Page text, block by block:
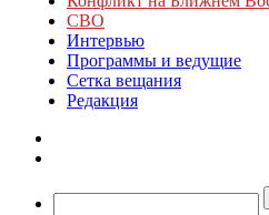
СВО
Интервью
Программы и ведущие
Сетка вещания
Редакция